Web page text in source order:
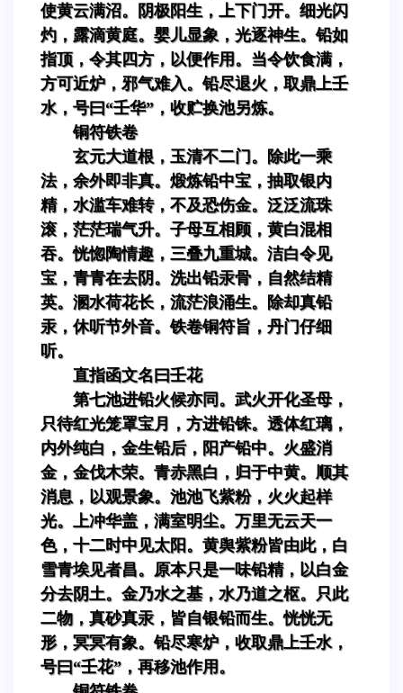
使黄云满沼。阴极阳生，上下门开。细光闪
灼，露滴黄庭。婴儿显象，光逐神生。铅如
指顶，令其四方，以便作用。当令饮食满，
方可近炉，邪气难入。铅尽退火，取鼎上壬
水，号曰“壬华”，收贮换池另炼。
铜符铁卷
玄元大道根，玉清不二门。除此一乘
法，余外即非真。煅炼铅中宝，抽取银内
精，水滥车难转，不及恐伤金。泛泛流珠
滚，茫茫瑞气升。子母互相顾，黄白混相
吞。恍惚陶情趣，三叠九重城。洁白令见
宝，青青在去阴。洗出铅汞骨，自然结精
英。溷水荷花长，流茫浪涌生。除却真铅
汞，休听节外音。铁卷铜符旨，丹门仔细
听。
直指函文名曰壬花
第七池进铅火候亦同。武火开化圣母，
只待红光笼罩宝月，方进铅铢。透体红璃，
内外纯白，金生铅后，阳产铅中。火盛消
金，金伐木荣。青赤黑白，归于中黄。顺其
消息，以观景象。池池飞紫粉，火火起样
光。上冲华盖，满室明尘。万里无云天一
色，十二时中见太阳。黄舆紫粉皆由此，白
雪青埃见者昌。原本只是一味铅精，以白金
分去阴土。金乃水之基，水乃道之枢。只此
二物，真砂真汞，皆自银铅而生。恍恍无
形，冥冥有象。铅尽寒炉，收取鼎上壬水，
号曰“壬花”，再移池作用。